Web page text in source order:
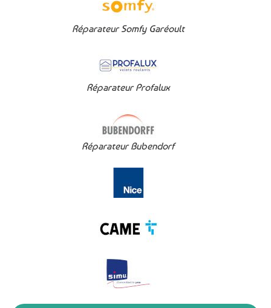
Réparateur Somfy Garéoult
Réparateur Profalux
Réparateur Bubendorf